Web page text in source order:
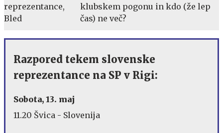
klubskem pogonu in kdo (že lep
čas) ne več?
Razpored tekem slovenske
reprezentance na SP v Rigi:
Sobota, 13. maj
11.20 Švica - Slovenija